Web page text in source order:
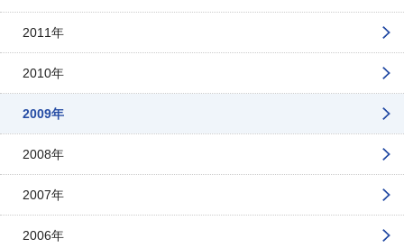
2011年
2010年
2009年
2008年
2007年
2006年